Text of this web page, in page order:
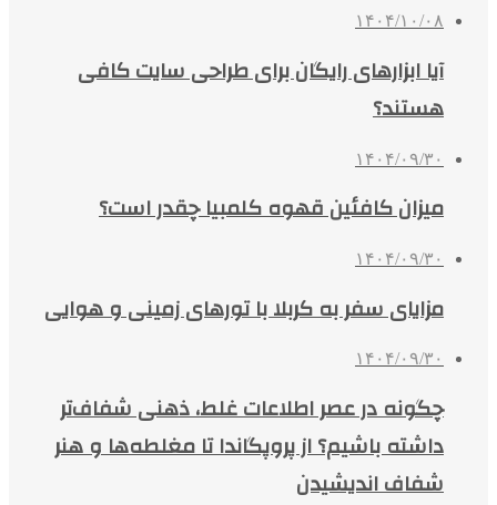
۱۴۰۴/۱۰/۰۸
آیا ابزارهای رایگان برای طراحی سایت کافی
هستند؟
۱۴۰۴/۰۹/۳۰
میزان کافئین قهوه کلمبیا چقدر است؟
۱۴۰۴/۰۹/۳۰
مزایای سفر به کربلا با تورهای زمینی و هوایی
۱۴۰۴/۰۹/۳۰
چگونه در عصر اطلاعات غلط، ذهنی شفاف‌تر
داشته باشیم؟ از پروپگاندا تا مغلطه‌ها و هنر
شفاف اندیشیدن